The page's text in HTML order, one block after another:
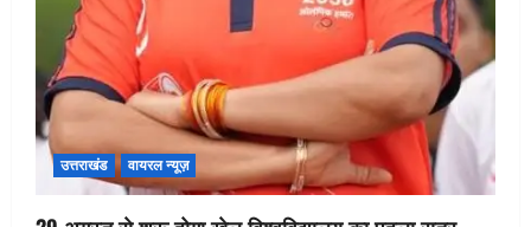
उत्तराखंड वायरल न्यूज़